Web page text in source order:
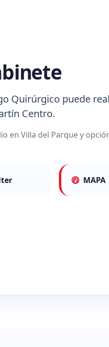
Quirúrgico puede
Centro.
en Villa del Parque y
MAPA